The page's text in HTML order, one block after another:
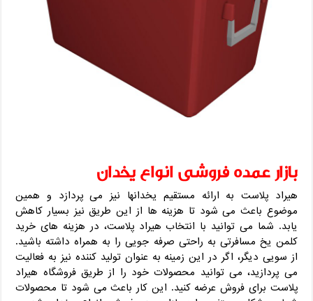
بازار عمده فروشی انواع یخدان
هیراد پلاست به ارائه مستقیم یخدانها نیز می پردازد و همین
موضوع باعث می شود تا هزینه ها از این طریق نیز بسیار کاهش
یابد. شما می توانید با انتخاب هیراد پلاست، در هزینه های خرید
کلمن یخ مسافرتی به راحتی صرفه جویی را به همراه داشته باشید.
از سویی دیگر، اگر در این زمینه به عنوان تولید کننده نیز به فعالیت
می پردازید، می توانید محصولات خود را از طریق فروشگاه هیراد
پلاست برای فروش عرضه کنید. این کار باعث می شود تا محصولات